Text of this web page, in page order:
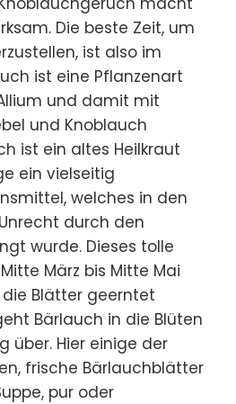
Die beste Zeit, um
ist also im
ist eine Pflanzenart
und damit mit
und Knoblauch
ist ein altes Heilkraut
ein vielseitig
welches in den
durch den
wurde. Dieses tolle
März bis Mitte Mai
die Blätter geerntet
Bärlauch in die Blüten
über. Hier einige der
frische Bärlauchblätter
pur oder